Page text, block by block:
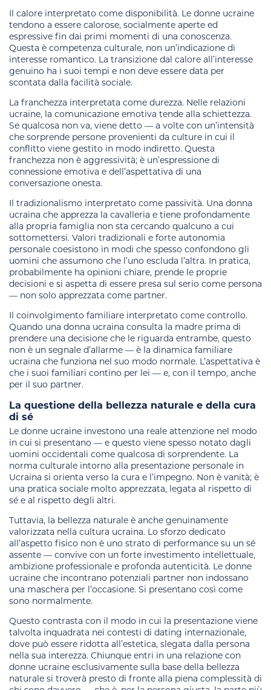
Il calore interpretato come disponibilità. Le donne ucraine
tendono a essere calorose, socialmente aperte ed
espressive fin dai primi momenti di una conoscenza.
Questa è competenza culturale, non un’indicazione di
interesse romantico. La transizione dal calore all’interesse
genuino ha i suoi tempi e non deve essere data per
scontata dalla facilità sociale.
La franchezza interpretata come durezza. Nelle relazioni
ucraine, la comunicazione emotiva tende alla schiettezza.
Se qualcosa non va, viene detto — a volte con un’intensità
che sorprende persone provenienti da culture in cui il
conflitto viene gestito in modo indiretto. Questa
franchezza non è aggressività; è un’espressione di
connessione emotiva e dell’aspettativa di una
conversazione onesta.
Il tradizionalismo interpretato come passività. Una donna
ucraina che apprezza la cavalleria e tiene profondamente
alla propria famiglia non sta cercando qualcuno a cui
sottomettersi. Valori tradizionali e forte autonomia
personale coesistono in modi che spesso confondono gli
uomini che assumono che l’uno escluda l’altra. In pratica,
probabilmente ha opinioni chiare, prende le proprie
decisioni e si aspetta di essere presa sul serio come persona
— non solo apprezzata come partner.
Il coinvolgimento familiare interpretato come controllo.
Quando una donna ucraina consulta la madre prima di
prendere una decisione che le riguarda entrambe, questo
non è un segnale d’allarme — è la dinamica familiare
ucraina che funziona nel suo modo normale. L’aspettativa è
che i suoi familiari contino per lei — e, con il tempo, anche
per il suo partner.
La questione della bellezza naturale e della cura
di sé
Le donne ucraine investono una reale attenzione nel modo
in cui si presentano — e questo viene spesso notato dagli
uomini occidentali come qualcosa di sorprendente. La
norma culturale intorno alla presentazione personale in
Ucraina si orienta verso la cura e l’impegno. Non è vanità; è
una pratica sociale molto apprezzata, legata al rispetto di
sé e al rispetto degli altri.
Tuttavia, la bellezza naturale è anche genuinamente
valorizzata nella cultura ucraina. Lo sforzo dedicato
all’aspetto fisico non è uno strato di performance su un sé
assente — convive con un forte investimento intellettuale,
ambizione professionale e profonda autenticità. Le donne
ucraine che incontrano potenziali partner non indossano
una maschera per l’occasione. Si presentano così come
sono normalmente.
Questo contrasta con il modo in cui la presentazione viene
talvolta inquadrata nei contesti di dating internazionale,
dove può essere ridotta all’estetica, slegata dalla persona
nella sua interezza. Chiunque entri in una relazione con
donne ucraine esclusivamente sulla base della bellezza
naturale si troverà presto di fronte alla piena complessità di